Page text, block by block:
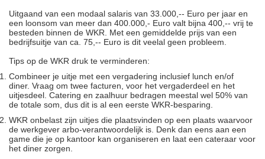
Uitgaand van een modaal salaris van 33.000,-- Euro per jaar en
een loonsom van meer dan 400.000,- Euro valt bijna 400,-- vrij te
besteden binnen de WKR. Met een gemiddelde prijs van een
bedrijfsuitje van ca. 75,-- Euro is dit veelal geen probleem.
Tips op de WKR druk te verminderen:
Combineer je uitje met een vergadering inclusief lunch en/of
diner. Vraag om twee facturen, voor het vergaderdeel en het
uitjesdeel. Catering en zaalhuur bedragen meestal wel 50% van
de totale som, dus dit is al een eerste WKR-besparing.
WKR onbelast zijn uitjes die plaatsvinden op een plaats waarvoor
de werkgever arbo-verantwoordelijk is. Denk dan eens aan een
game die je op kantoor kan organiseren en laat een cateraar voor
het diner zorgen.